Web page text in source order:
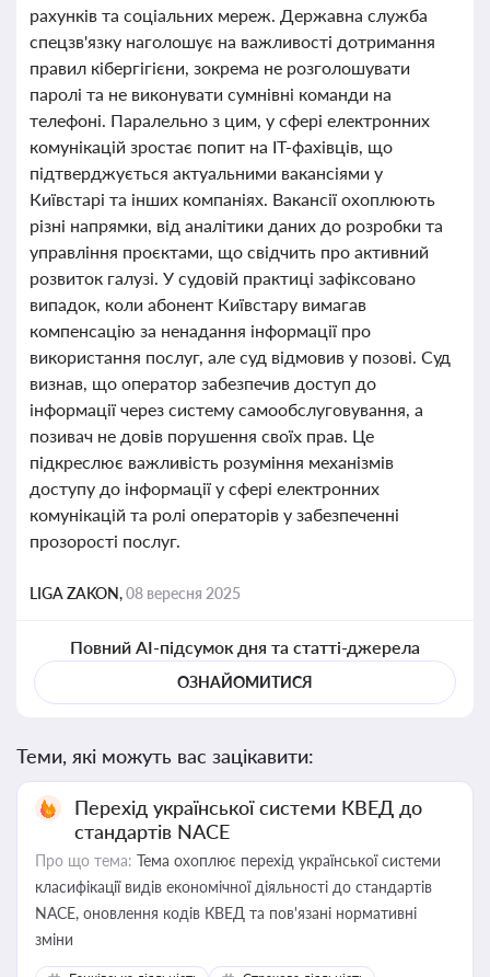
рахунків та соціальних мереж. Державна служба
спецзв'язку наголошує на важливості дотримання
правил кібергігієни, зокрема не розголошувати
паролі та не виконувати сумнівні команди на
телефоні. Паралельно з цим, у сфері електронних
комунікацій зростає попит на ІТ-фахівців, що
підтверджується актуальними вакансіями у
Київстарі та інших компаніях. Вакансії охоплюють
різні напрямки, від аналітики даних до розробки та
управління проєктами, що свідчить про активний
розвиток галузі. У судовій практиці зафіксовано
випадок, коли абонент Київстару вимагав
компенсацію за ненадання інформації про
використання послуг, але суд відмовив у позові. Суд
визнав, що оператор забезпечив доступ до
інформації через систему самообслуговування, а
позивач не довів порушення своїх прав. Це
підкреслює важливість розуміння механізмів
доступу до інформації у сфері електронних
комунікацій та ролі операторів у забезпеченні
прозорості послуг.
LIGA ZAKON,08 вересня 2025
Повний AI-підсумок дня та статті-джерела
ОЗНАЙОМИТИСЯ
Теми, які можуть вас зацікавити:
Перехід української системи КВЕД до
стандартів NACE
Про що тема: Тема охоплює перехід української системи
класифікації видів економічної діяльності до стандартів
NACE, оновлення кодів КВЕД та пов'язані нормативні
зміни